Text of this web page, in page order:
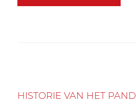
HISTORIE VAN HET PAND